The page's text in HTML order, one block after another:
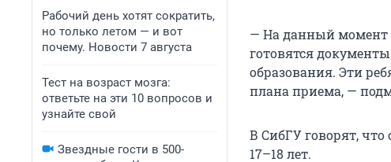
Рабочий день хотят сократить,
но только летом — и вот
почему. Новости 7 августа
Тест на возраст мозга:
ответьте на эти 10 вопросов и
узнайте свой
Звездные гости в 500-
— На данный момент
готовятся
образования. Эти
плана приема, —
В СибГУ говорят,
17–18 лет.